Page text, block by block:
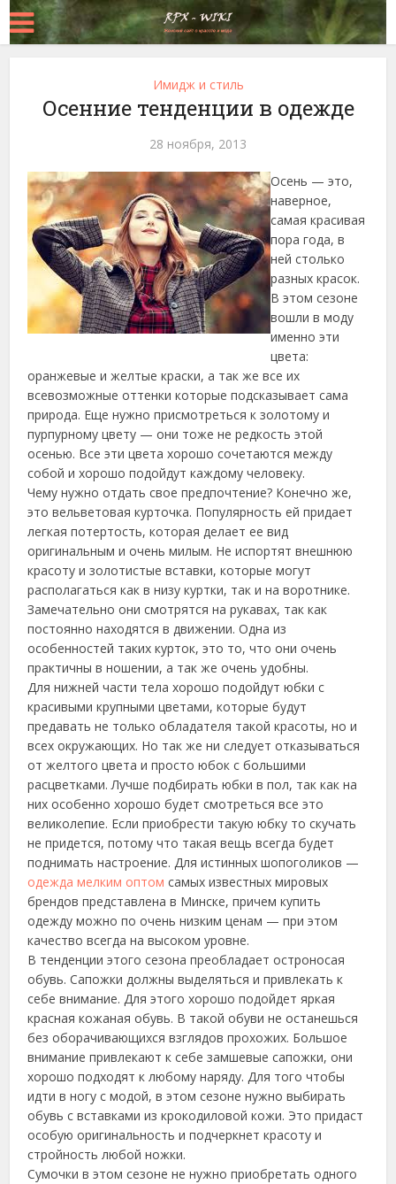
Имидж и стиль
Осенние тенденции в одежде
28 ноября, 2013
Осень — это,
наверное,
самая красивая
пора года, в
ней столько
разных красок.
В этом сезоне
вошли в моду
именно эти
цвета:
оранжевые и желтые краски, а так же все их
всевозможные оттенки которые подсказывает сама
природа. Еще нужно присмотреться к золотому и
пурпурному цвету — они тоже не редкость этой
осенью. Все эти цвета хорошо сочетаются между
собой и хорошо подойдут каждому человеку.
Чему нужно отдать свое предпочтение? Конечно же,
это вельветовая курточка. Популярность ей придает
легкая потертость, которая делает ее вид
оригинальным и очень милым. Не испортят внешнюю
красоту и золотистые вставки, которые могут
располагаться как в низу куртки, так и на воротнике.
Замечательно они смотрятся на рукавах, так как
постоянно находятся в движении. Одна из
особенностей таких курток, это то, что они очень
практичны в ношении, а так же очень удобны.
Для нижней части тела хорошо подойдут юбки с
красивыми крупными цветами, которые будут
предавать не только обладателя такой красоты, но и
всех окружающих. Но так же ни следует отказываться
от желтого цвета и просто юбок с большими
расцветками. Лучше подбирать юбки в пол, так как на
них особенно хорошо будет смотреться все это
великолепие. Если приобрести такую юбку то скучать
не придется, потому что такая вещь всегда будет
поднимать настроение. Для истинных шопоголиков —
одежда мелким оптом самых известных мировых
брендов представлена в Минске, причем купить
одежду можно по очень низким ценам — при этом
качество всегда на высоком уровне.
В тенденции этого сезона преобладает остроносая
обувь. Сапожки должны выделяться и привлекать к
себе внимание. Для этого хорошо подойдет яркая
красная кожаная обувь. В такой обуви не останешься
без оборачивающихся взглядов прохожих. Большое
внимание привлекают к себе замшевые сапожки, они
хорошо подходят к любому наряду. Для того чтобы
идти в ногу с модой, в этом сезоне нужно выбирать
обувь с вставками из крокодиловой кожи. Это придаст
особую оригинальность и подчеркнет красоту и
стройность любой ножки.
Сумочки в этом сезоне не нужно приобретать одного